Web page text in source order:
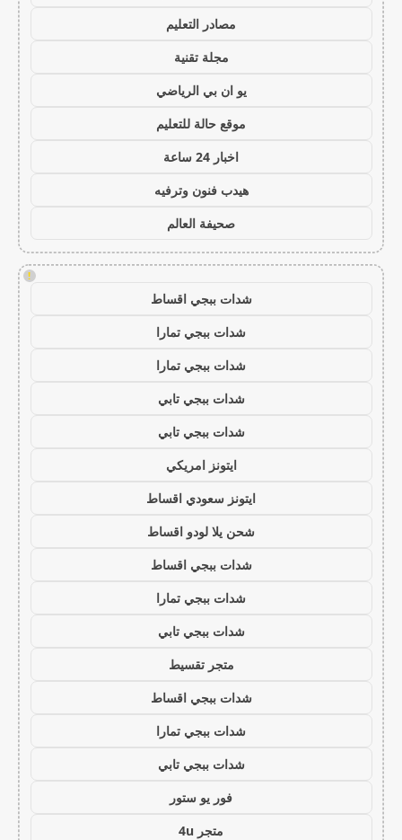
مصادر التعليم
مجلة تقنية
يو ان بي الرياضي
موقع حالة للتعليم
اخبار 24 ساعة
هيدب فنون وترفيه
صحيفة العالم
!
شدات ببجي اقساط
شدات ببجي تمارا
شدات ببجي تمارا
شدات ببجي تابي
شدات ببجي تابي
ايتونز امريكي
ايتونز سعودي اقساط
شحن يلا لودو اقساط
شدات ببجي اقساط
شدات ببجي تمارا
شدات ببجي تابي
متجر تقسيط
شدات ببجي اقساط
شدات ببجي تمارا
شدات ببجي تابي
فور يو ستور
متجر 4u